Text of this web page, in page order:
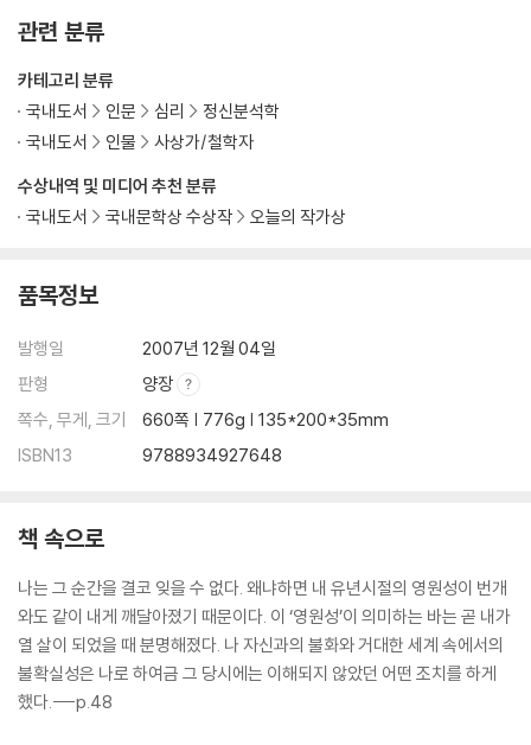
관련 분류
수상내역 및 미디어 추천 분류
국내도서
국내문학상 수상작 오늘의 작가상
카테고리 분류
국내도서
인문 심리
정신분석학
국내도서
인물 사상가/철학자
품목정보
발행일
2007년 12월 04일
판형
양장
쪽수, 무게, 크기
660쪽 | 776g | 135*200*35mm
ISBN13
9788934927648
책 속으로
나는 그 순간을 결코 잊을 수 없다. 왜냐하면 내 유년시절의 영원성이 번개
와도 같이 내게 깨달아졌기 때문이다. 이 ‘영원성’이 의미하는 바는 곧 내가
열 살이 되었을 때 분명해졌다. 나 자신과의 불화와 거대한 세계 속에서의
불확실성은 나로 하여금 그 당시에는 이해되지 않았던 어떤 조치를 하게
했다.---p.48